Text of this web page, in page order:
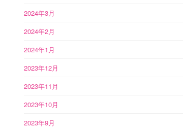
2024年3月
2024年2月
2024年1月
2023年12月
2023年11月
2023年10月
2023年9月